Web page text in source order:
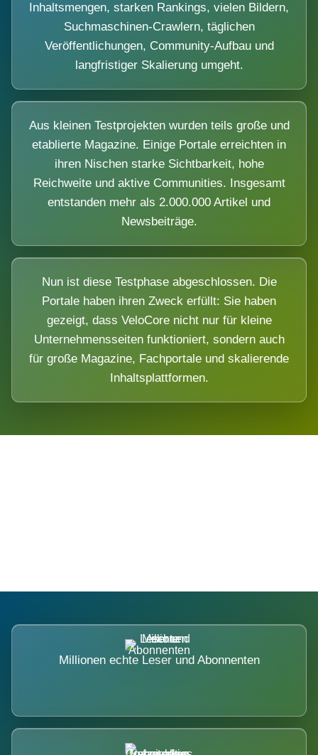
Inhaltsmengen, starken Rankings, vielen Bildern,
Suchmaschinen-Crawlern, täglichen
Veröffentlichungen, Community-Aufbau und
langfristiger Skalierung umgeht.
Aus kleinen Testprojekten wurden teils große und
etablierte Magazine. Einige Portale erreichten in
ihren Nischen starke Sichtbarkeit, hohe
Reichweite und aktive Communities. Insgesamt
entstanden mehr als 2.000.000 Artikel und
Newsbeiträge.
Nun ist diese Testphase abgeschlossen. Die
Portale haben ihren Zweck erfüllt: Sie haben
gezeigt, dass VeloCore nicht nur für kleine
Unternehmensseiten funktioniert, sondern auch
für große Magazine, Fachportale und skalierende
Inhaltsplattformen.
Millionen echte Leser und Abonnenten